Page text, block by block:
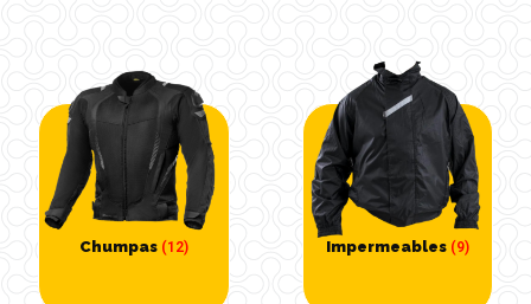
Chumpas (12) Impermeables (9)